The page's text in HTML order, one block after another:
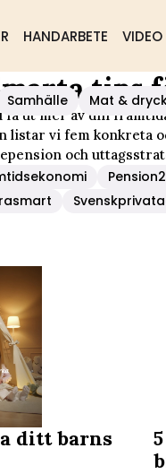
HANDARBETE VIDEO
Samhälle Mat &
tips
få ut mer av din
listar vi fem konkreta
och
ditt barns